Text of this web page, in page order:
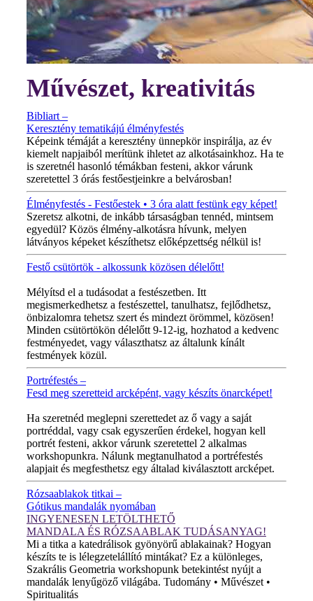
Művészet, kreativitás
Bibliart –
Keresztény tematikájú élményfestés
Képeink témáját a keresztény ünnepkör inspirálja, az év
kiemelt napjaiból merítünk ihletet az alkotásainkhoz. Ha te
is szeretnél hasonló témákban festeni, akkor várunk
szeretettel 3 órás festőestjeinkre a belvárosban!
Élményfestés - Festőestek • 3 óra alatt festünk egy képet!
Szeretsz alkotni, de inkább társaságban tennéd, mintsem
egyedül? Közös élmény-alkotásra hívunk, melyen
látványos képeket készíthetsz előképzettség nélkül is!
Festő csütörtök - alkossunk közösen délelőtt!
Mélyítsd el a tudásodat a festészetben. Itt
megismerkedhetsz a festészettel, tanulhatsz, fejlődhetsz,
önbizalomra tehetsz szert és mindezt örömmel, közösen!
Minden csütörtökön délelőtt 9-12-ig, hozhatod a kedvenc
festményedet, vagy választhatsz az általunk kínált
festmények közül.
Portréfestés –
Fesd meg szeretteid arcképént, vagy készíts önarcképet!
Ha szeretnéd meglepni szerettedet az ő vagy a saját
portréddal, vagy csak egyszerűen érdekel, hogyan kell
portrét festeni, akkor várunk szeretettel 2 alkalmas
workshopunkra. Nálunk megtanulhatod a portréfestés
alapjait és megfesthetsz egy általad kiválasztott arcképet.
Rózsaablakok titkai –
Gótikus mandalák nyomában
INGYENESEN LETÖLTHETŐ
MANDALA ÉS RÓZSAABLAK TUDÁSANYAG!
Mi a titka a katedrálisok gyönyörű ablakainak? Hogyan
készíts te is lélegzetelállító mintákat? Ez a különleges,
Szakrális Geometria workshopunk betekintést nyújt a
mandalák lenyűgöző világába. Tudomány • Művészet •
Spiritualitás